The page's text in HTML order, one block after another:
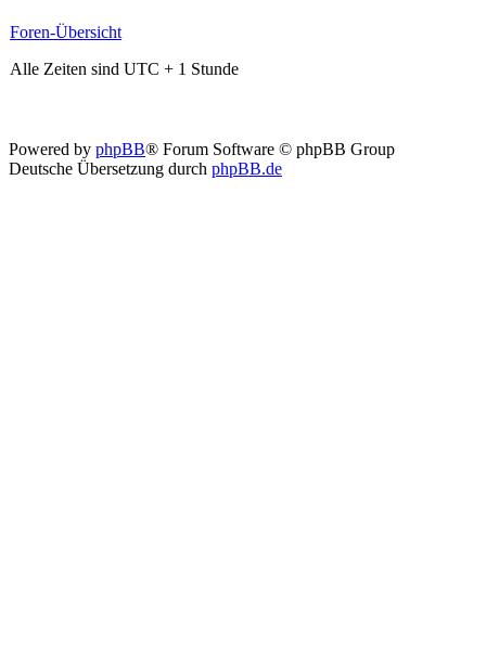
Foren-Übersicht
Alle Zeiten sind UTC + 1 Stunde
Powered by phpBB® Forum Software © phpBB Group
Deutsche Übersetzung durch phpBB.de